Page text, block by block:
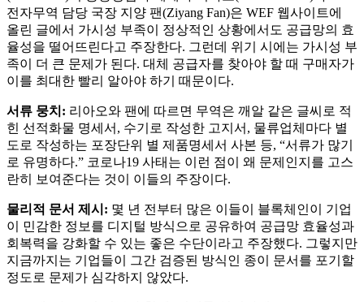
전자무역 담당 국장 지양 팬(Ziyang Fan)은 WEF 웹사이트에
올린 글에서 가시성 부족이 정상적인 상황에서도 공급망의 효
율성을 떨어뜨린다고 주장한다. 그런데 위기 시에는 가시성 부
족이 더 큰 문제가 된다. 대체 공급자를 찾아야 할 때 구매자가
이를 최대한 빨리 알아야 하기 때문이다.
서류 뭉치: 리아오와 팬에 따르면 무역은 깨알 같은 글씨로 적
힌 선적화물 명세서, 수기로 작성한 고지서, 물류업체마다 별
도로 작성하는 포장단위 별 제품명세서 사본 등, “서류가 많기
로 유명하다.” 코로나19 사태는 이런 점이 왜 문제인지를 고스
란히 보여준다는 것이 이들의 주장이다.
물리적 문서 제시: 몇 년 전부터 많은 이들이 블록체인이 기업
이 민감한 정보를 디지털 방식으로 공유하여 공급망 효율성과
회복력을 강화할 수 있는 좋은 수단이라고 주장했다. 그렇지만
지금까지는 기업들이 그간 검증된 방식인 종이 문서를 포기할
정도로 문제가 심각하지 않았다.